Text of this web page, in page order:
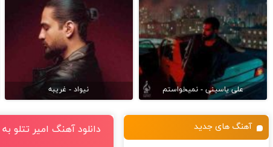
علی یاسینی - نمیخواستم نیواد - غریبه
دانلود آهنگ امیر تتلو
آهنگ های جدید